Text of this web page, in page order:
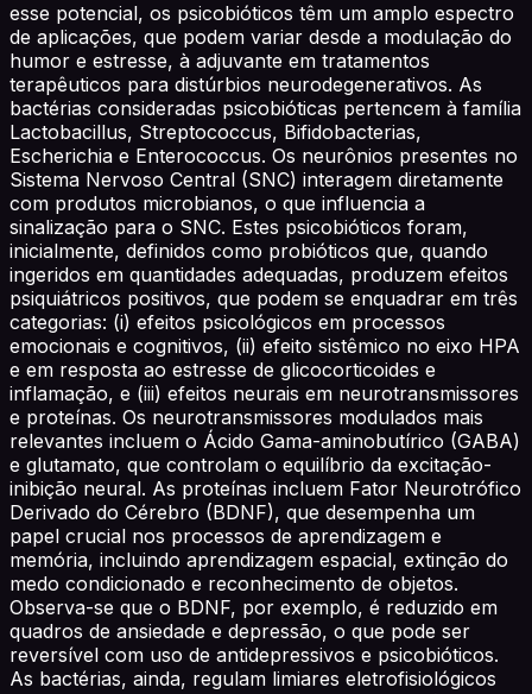
esse potencial, os psicobióticos têm um amplo espectro
de aplicações, que podem variar desde a modulação do
humor e estresse, à adjuvante em tratamentos
terapêuticos para distúrbios neurodegenerativos. As
bactérias consideradas psicobióticas pertencem à família
Lactobacillus, Streptococcus, Bifidobacterias,
Escherichia e Enterococcus. Os neurônios presentes no
Sistema Nervoso Central (SNC) interagem diretamente
com produtos microbianos, o que influencia a
sinalização para o SNC. Estes psicobióticos foram,
inicialmente, definidos como probióticos que, quando
ingeridos em quantidades adequadas, produzem efeitos
psiquiátricos positivos, que podem se enquadrar em três
categorias: (i) efeitos psicológicos em processos
emocionais e cognitivos, (ii) efeito sistêmico no eixo HPA
e em resposta ao estresse de glicocorticoides e
inflamação, e (iii) efeitos neurais em neurotransmissores
e proteínas. Os neurotransmissores modulados mais
relevantes incluem o Ácido Gama-aminobutírico (GABA)
e glutamato, que controlam o equilíbrio da excitação-
inibição neural. As proteínas incluem Fator Neurotrófico
Derivado do Cérebro (BDNF), que desempenha um
papel crucial nos processos de aprendizagem e
memória, incluindo aprendizagem espacial, extinção do
medo condicionado e reconhecimento de objetos.
Observa-se que o BDNF, por exemplo, é reduzido em
quadros de ansiedade e depressão, o que pode ser
reversível com uso de antidepressivos e psicobióticos.
As bactérias, ainda, regulam limiares eletrofisiológicos